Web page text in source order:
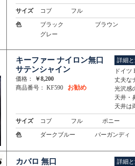
サイズ コブ
フル
色
ブラック ブラウン
グレー
キーファー ナイロン無口
サテンシャイン
価格：
￥8,200
商品番号： KF590 お勧め
詳細
ドイツ
丈夫な
光沢感
天井・
天井は
サイズ コブ フル
ポニー
色
ダークブルー バーガンディ
カバロ 無口
詳細